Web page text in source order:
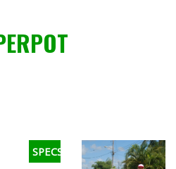
SPECS